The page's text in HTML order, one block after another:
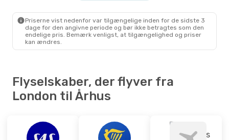
Priserne vist nedenfor var tilgængelige inden for de sidste 3
dage for den angivne periode og bør ikke betragtes som den
endelige pris. Bemærk venligst, at tilgængelighed og priser
kan ændres.
Flyselskaber, der flyver fra
London til Århus